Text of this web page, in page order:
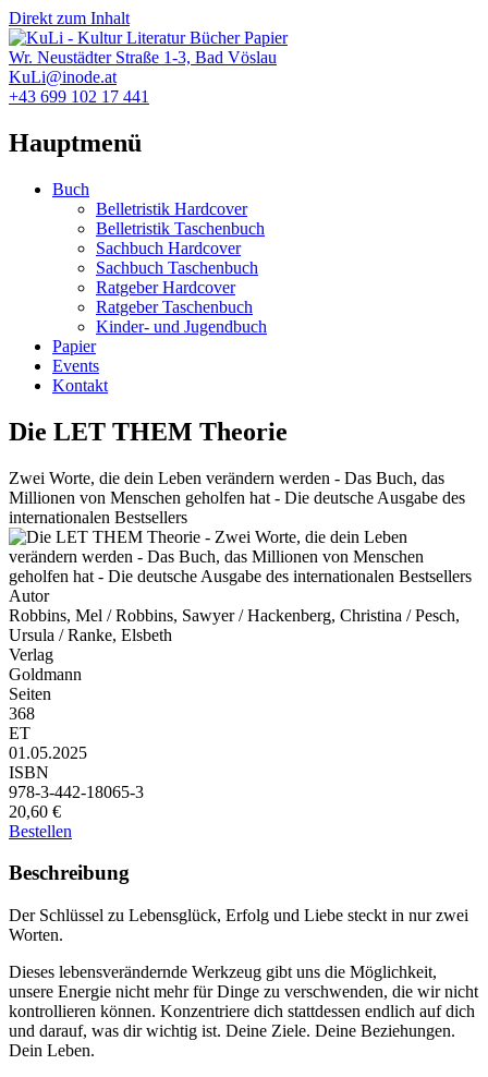
Direkt zum Inhalt
Wr. Neustädter Straße 1-3, Bad Vöslau
KuLi@inode.at
+43 699 102 17 441
Hauptmenü
Buch
Belletristik Hardcover
Belletristik Taschenbuch
Sachbuch Hardcover
Sachbuch Taschenbuch
Ratgeber Hardcover
Ratgeber Taschenbuch
Kinder- und Jugendbuch
Papier
Events
Kontakt
Die LET THEM Theorie
Zwei Worte, die dein Leben verändern werden - Das Buch, das
Millionen von Menschen geholfen hat - Die deutsche Ausgabe des
internationalen Bestsellers
Autor
Robbins, Mel / Robbins, Sawyer / Hackenberg, Christina / Pesch,
Ursula / Ranke, Elsbeth
Verlag
Goldmann
Seiten
368
ET
01.05.2025
ISBN
978-3-442-18065-3
20,60 €
Bestellen
Beschreibung
Der Schlüssel zu Lebensglück, Erfolg und Liebe steckt in nur zwei
Worten.
Dieses lebensverändernde Werkzeug gibt uns die Möglichkeit,
unsere Energie nicht mehr für Dinge zu verschwenden, die wir nicht
kontrollieren können. Konzentriere dich stattdessen endlich auf dich
und darauf, was dir wichtig ist. Deine Ziele. Deine Beziehungen.
Dein Leben.